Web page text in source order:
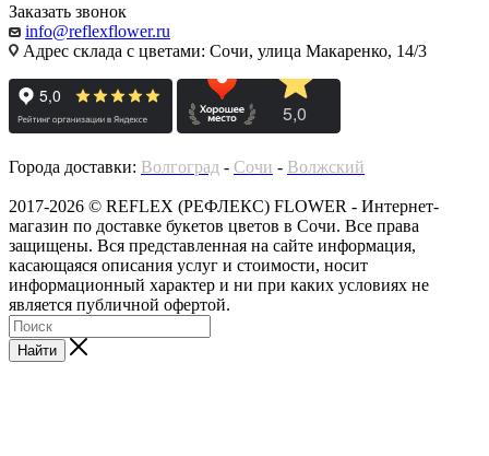
Заказать звонок
info@reflexflower.ru
Адрес склада с цветами: Сочи, улица Макаренко, 14/3
Города доставки: Волгоград - Сочи - Волжский
2017-2026 © REFLEX (РЕФЛЕКС) FLOWER - Интернет-
магазин по доставке букетов цветов в Сочи. Все права
защищены. Вся представленная на сайте информация,
касающаяся описания услуг и стоимости, носит
информационный характер и ни при каких условиях не
является публичной офертой.
Найти